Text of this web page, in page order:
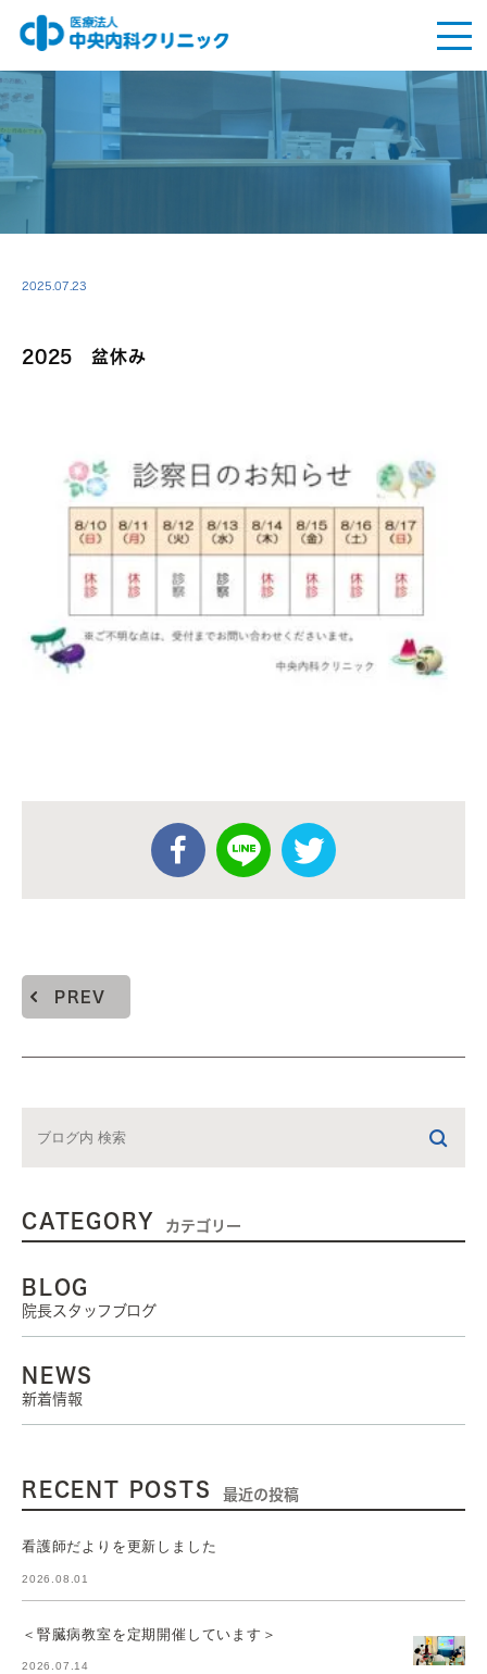
2025.07.23
2025 盆休み
PREV
CATEGORY カテゴリー
BLOG
院長スタッフブログ
NEWS
新着情報
RECENT POSTS 最近の投稿
看護師だよりを更新しました
2026.08.01
＜腎臓病教室を定期開催しています＞
2026.07.14